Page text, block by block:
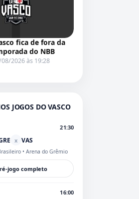
fica de fora da
do NBB
2026 às 19:28
JOGOS DO VASCO
21:30
x VAS
• Arena do Grêmio
jogo completo
16:00